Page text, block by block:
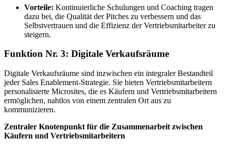
Vorteile: Kontinuierliche Schulungen und Coaching tragen
dazu bei, die Qualität der Pitches zu verbessern und das
Selbstvertrauen und die Effizienz der Vertriebsmitarbeiter zu
steigern.
Funktion Nr. 3: Digitale Verkaufsräume
Digitale Verkaufsräume sind inzwischen ein integraler Bestandteil
jeder Sales Enablement-Strategie. Sie bieten Vertriebsmitarbeitern
personalisierte Microsites, die es Käufern und Vertriebsmitarbeitern
ermöglichen, nahtlos von einem zentralen Ort aus zu
kommunizieren.
Zentraler Knotenpunkt für die Zusammenarbeit zwischen
Käufern und Vertriebsmitarbeitern